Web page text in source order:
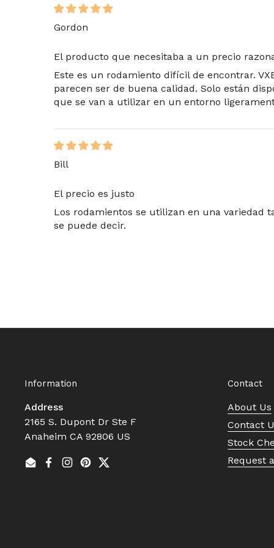
Gordon
El producto que necesitaba a un precio
Este es un rodamiento difícil de encontrar.
parecen ser de buena calidad. Solo están
que se van a utilizar en un entorno
Bill
El precio es justo
Los rodamientos se utilizan en una variedad
se puede decir.
Information
Address
2165 S. Dupont Dr Ste F
Anaheim CA 92806 US
EmailFacebook
Instagram
Pinterest
Twitter
Contact
About Us
Contact
Stock
Request